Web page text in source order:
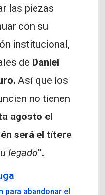
las piezas
con su
institucional,
de Daniel
Así que los
no tienen
agosto el
será el títere
legado”.
para abandonar el